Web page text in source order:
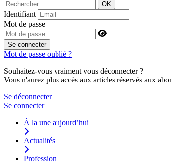
OK
Identifiant
Mot de passe
Se connecter
Mot de passe oublié ?
Souhaitez-vous vraiment vous déconnecter ?
Vous n'aurez plus accès aux articles réservés aux
Se déconnecter
Se connecter
À la une aujourd’hui
Actualités
Profession